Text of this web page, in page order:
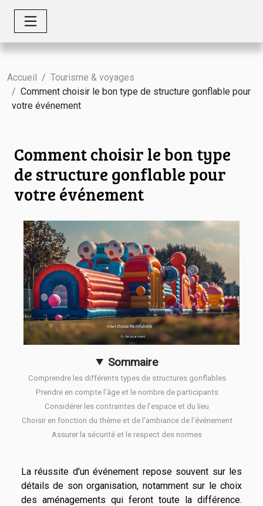
Accueil
Tourisme & voyages
Comment choisir le bon type de structure gonflable pour
votre événement
Comment choisir le bon type
de structure gonflable pour
votre événement
Sommaire
Comprendre les différents types de structures gonflables
Prendre en compte l'âge et le nombre de participants
Considérer les contraintes de l'espace et du lieu
Choisir en fonction du thème et de l'ambiance de l'événement
Assurer la sécurité et le respect des normes
La réussite d'un événement repose souvent sur les
détails de son organisation, notamment sur le choix
des aménagements qui feront toute la différence.